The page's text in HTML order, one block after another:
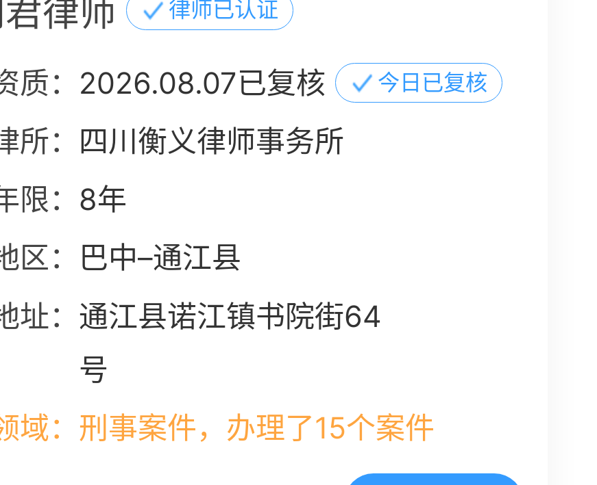
律师 律师已认证
质： 2026.08.07已复核 今日已复核
所： 四川衡义律师事务所
限： 8年
区：
巴中–通江县
址： 通江县诺江镇书院街64
号
域： 刑事案件，办理了15个案件